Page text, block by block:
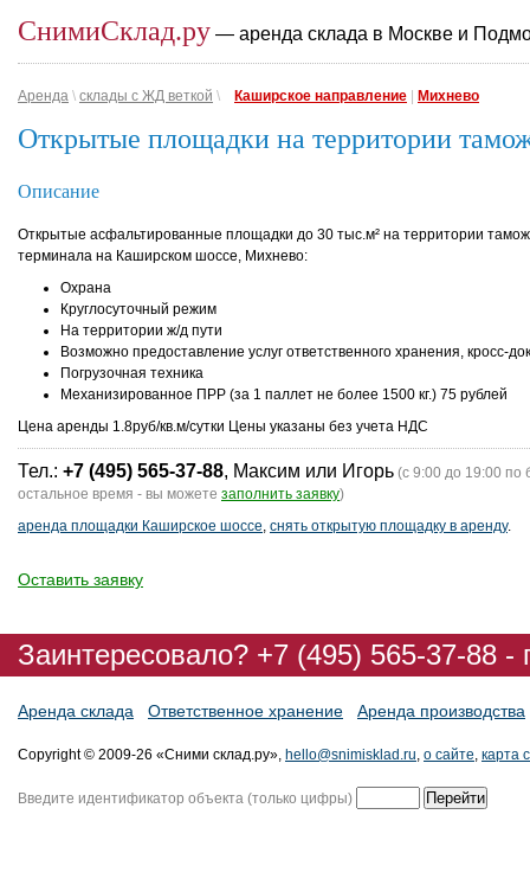
СнимиСклад.ру — аренда склада в Москве и
Аренда \ склады с ЖД веткой \ Каширское направление Михнево
Открытые площадки на территории
Описание
Открытые асфальтированные площадки до 30 тыс.м² на территории
терминала на Каширском шоссе, Михнево:
Охрана
Круглосуточный режим
На территории ж/д пути
Возможно предоставление услуг ответственного хранения, кросс-
Погрузочная техника
Механизированное ПРР (за 1 паллет не более 1500 кг.) 75 рублей
Цена аренды 1.8руб/кв.м/сутки Цены указаны без учета НДС
Тел.: +7 (495) 565-37-88, Максим или Игорь (с 9:00 до 19:00 по
остальное время - вы можете заполнить заявку)
аренда площадки Каширское шоссе, снять открытую площадку в аренду.
Оставить заявку
Заинтересовало? +7 (495) 565-37-88
Аренда склада Ответственное хранение Аренда производства
Copyright © 2009-26 «Сними склад.ру», hello@snimisklad.ru, о сайте, карта
Введите идентификатор объекта (только цифры)